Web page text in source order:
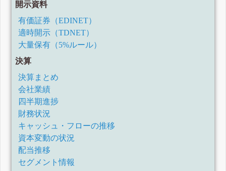
開示資料
有価証券（EDINET）
適時開示（TDNET）
大量保有（5%ルール）
決算
決算まとめ
会社業績
四半期進捗
財務状況
キャッシュ・フローの推移
資本変動の状況
配当推移
セグメント情報